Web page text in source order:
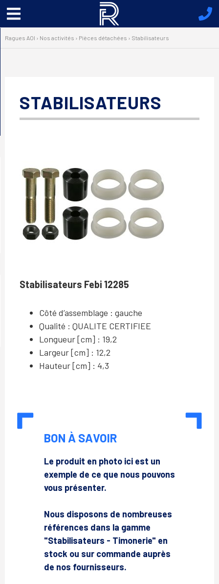
Menu
principal
Ragues AOI › Nos activités › Pièces détachées › Stabilisateurs
STABILISATEURS
Stabilisateurs Febi 12285
Côté d’assemblage : gauche
Qualité : QUALITE CERTIFIEE
Longueur [cm] : 19,2
Largeur [cm] : 12,2
Hauteur [cm] : 4,3
BON À SAVOIR
Le produit en photo ici est un
exemple de ce que nous pouvons
vous présenter.
Nous disposons de nombreuses
références dans la gamme
"Stabilisateurs - Timonerie" en
stock ou sur commande auprès
de nos fournisseurs.